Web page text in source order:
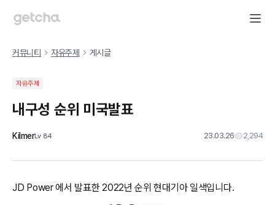
커뮤니티 자유주제 게시글
자유주제
내구성 순위 미국발표
KilmerLv 84 23.03.26 2,294
JD Power 에서 발표한 2022년 순위 현대기아 일색입니다.